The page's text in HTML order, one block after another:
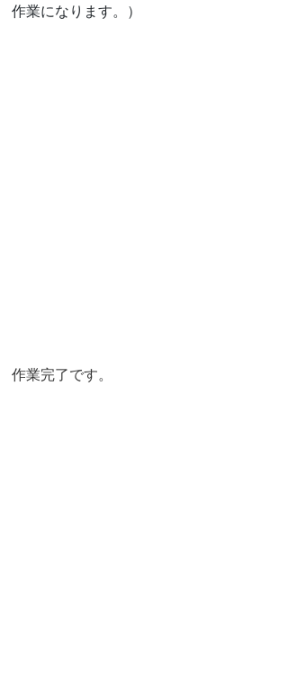
作業になります。）
作業完了です。